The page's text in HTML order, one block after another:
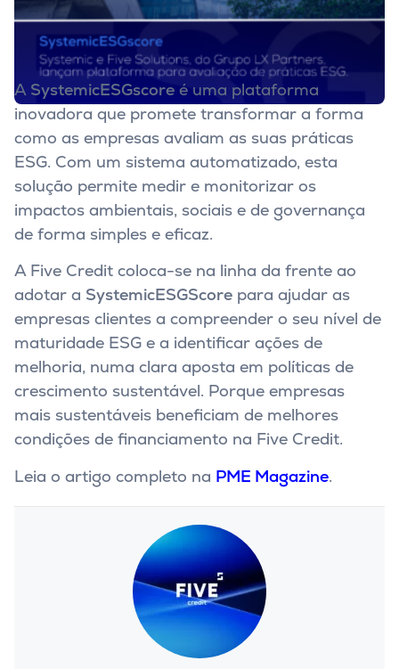
A SystemicESGscore é uma plataforma
inovadora que promete transformar a forma
como as empresas avaliam as suas práticas
ESG. Com um sistema automatizado, esta
solução permite medir e monitorizar os
impactos ambientais, sociais e de governança
de forma simples e eficaz.
A Five Credit coloca-se na linha da frente ao
adotar a SystemicESGScore para ajudar as
empresas clientes a compreender o seu nível de
maturidade ESG e a identificar ações de
melhoria, numa clara aposta em políticas de
crescimento sustentável. Porque empresas
mais sustentáveis beneficiam de melhores
condições de financiamento na Five Credit.
Leia o artigo completo na PME Magazine.